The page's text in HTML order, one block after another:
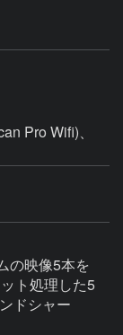
Pro Wifi)、
の映像5本を
ト処理した5
ドシャー